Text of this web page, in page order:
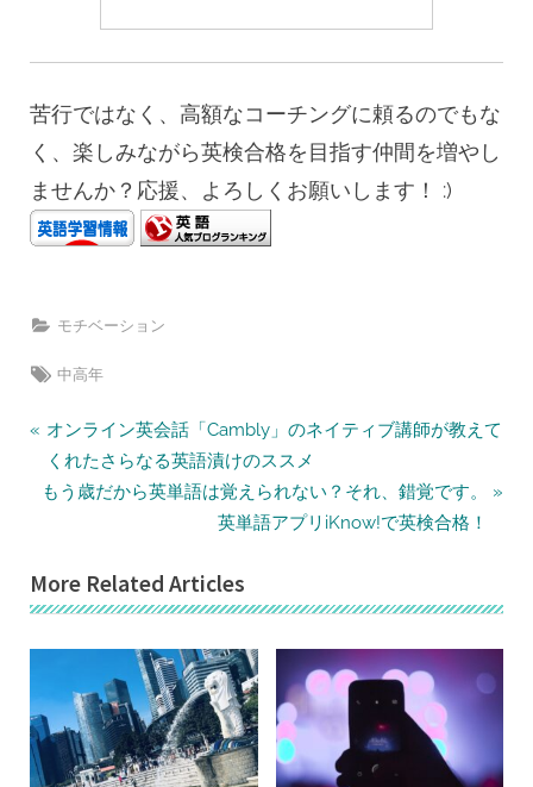
苦行ではなく、高額なコーチングに頼るのでもな
く、楽しみながら英検合格を目指す仲間を増やし
ませんか？応援、よろしくお願いします！ :)
モチベーション
Tags:
中高年
投
稿
ナ
ー
ン
P
e
o
u
s
o
s
オンライン英会話「Cambly」のネイティブ講師が教えて
くれたさらなる英語漬けのススメ
N
t
P
o
t
:
もう歳だから英単語は覚えられない？それ、錯覚です。
英単語アプリiKnow!で英検合格！
More Related Articles